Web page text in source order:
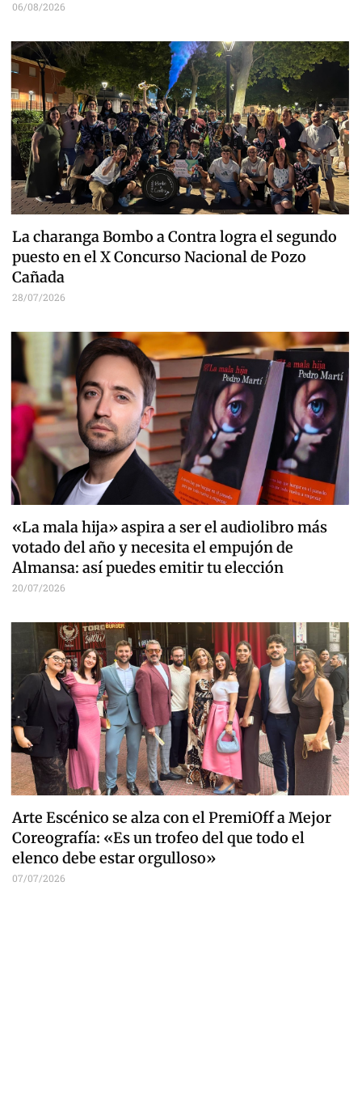
06/08/2026
La charanga Bombo a Contra logra el segundo
puesto en el X Concurso Nacional de Pozo
Cañada
28/07/2026
«La mala hija» aspira a ser el audiolibro más
votado del año y necesita el empujón de
Almansa: así puedes emitir tu elección
20/07/2026
Arte Escénico se alza con el PremiOff a Mejor
Coreografía: «Es un trofeo del que todo el
elenco debe estar orgulloso»
07/07/2026